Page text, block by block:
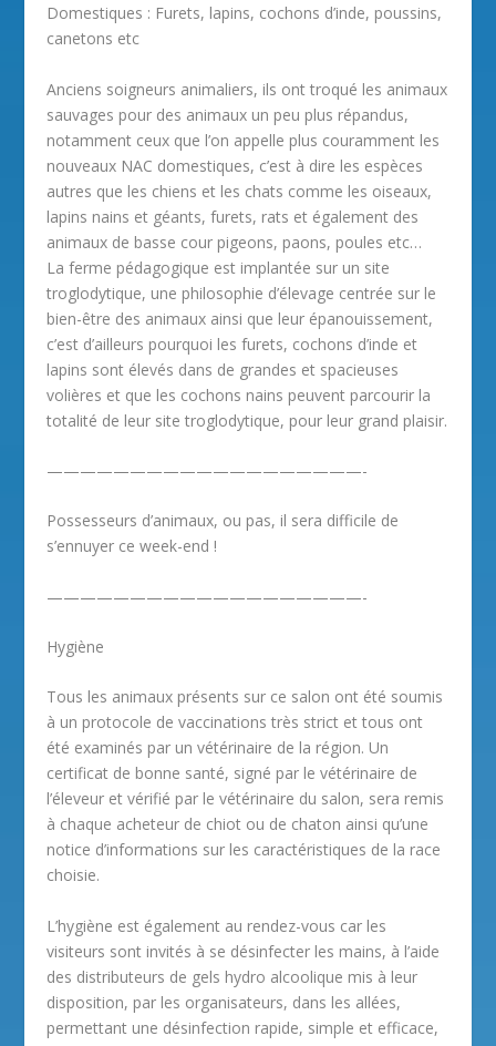
Domestiques : Furets, lapins, cochons d’inde, poussins,
canetons etc
Anciens soigneurs animaliers, ils ont troqué les animaux
sauvages pour des animaux un peu plus répandus,
notamment ceux que l’on appelle plus couramment les
nouveaux NAC domestiques, c’est à dire les espèces
autres que les chiens et les chats comme les oiseaux,
lapins nains et géants, furets, rats et également des
animaux de basse cour pigeons, paons, poules etc…
La ferme pédagogique est implantée sur un site
troglodytique, une philosophie d’élevage centrée sur le
bien-être des animaux ainsi que leur épanouissement,
c’est d’ailleurs pourquoi les furets, cochons d’inde et
lapins sont élevés dans de grandes et spacieuses
volières et que les cochons nains peuvent parcourir la
totalité de leur site troglodytique, pour leur grand plaisir.
———————————————————-
Possesseurs d’animaux, ou pas, il sera difficile de
s’ennuyer ce week-end !
———————————————————-
Hygiène
Tous les animaux présents sur ce salon ont été soumis
à un protocole de vaccinations très strict et tous ont
été examinés par un vétérinaire de la région. Un
certificat de bonne santé, signé par le vétérinaire de
l’éleveur et vérifié par le vétérinaire du salon, sera remis
à chaque acheteur de chiot ou de chaton ainsi qu’une
notice d’informations sur les caractéristiques de la race
choisie.
L’hygiène est également au rendez-vous car les
visiteurs sont invités à se désinfecter les mains, à l’aide
des distributeurs de gels hydro alcoolique mis à leur
disposition, par les organisateurs, dans les allées,
permettant une désinfection rapide, simple et efficace,